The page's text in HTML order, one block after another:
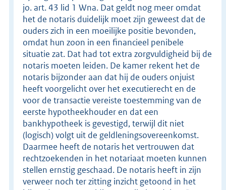
jo. art. 43 lid 1 Wna. Dat geldt nog meer omdat
het de notaris duidelijk moet zijn geweest dat de
ouders zich in een moeilijke positie bevonden,
omdat hun zoon in een financieel penibele
situatie zat. Dat had tot extra zorgvuldigheid bij de
notaris moeten leiden. De kamer rekent het de
notaris bijzonder aan dat hij de ouders onjuist
heeft voorgelicht over het executierecht en de
voor de transactie vereiste toestemming van de
eerste hypotheekhouder en dat een
bankhypotheek is gevestigd, terwijl dit niet
(logisch) volgt uit de geldleningsovereenkomst.
Daarmee heeft de notaris het vertrouwen dat
rechtzoekenden in het notariaat moeten kunnen
stellen ernstig geschaad. De notaris heeft in zijn
verweer noch ter zitting inzicht getoond in het